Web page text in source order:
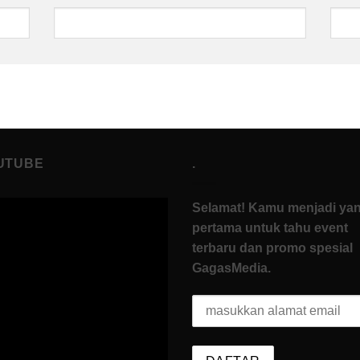
.
Selamat! Kamu menjadi
pertama untuk tahu event
terbaru dan promo spesial
GagasMedia.